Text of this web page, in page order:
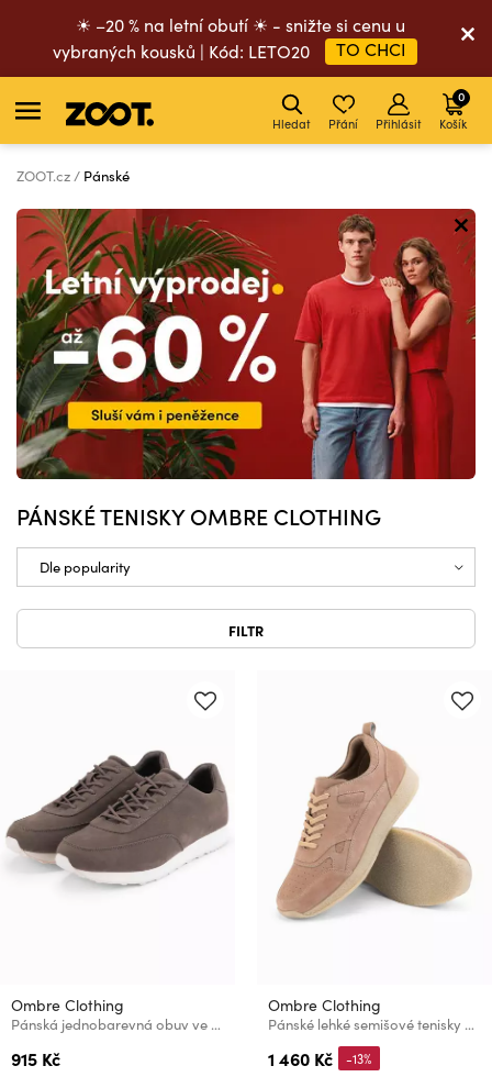
☀ –20 % na letní obutí ☀ - snižte si cenu u
vybraných kousků | Kód: LETO20
TO CHCI
Hledat Přání Přihlásit Košík
0
ZOOT.cz Pánské
PÁNSKÉ TENISKY OMBRE CLOTHING
FILTR
Ombre Clothing
Pánská jednobarevná obuv ve streetwearovém stylu Ombre Clothing
915 Kč
Ombre Clothing
Pánské lehké semišové tenisky ve sportovním stylu - béžové
1 460 Kč -13%